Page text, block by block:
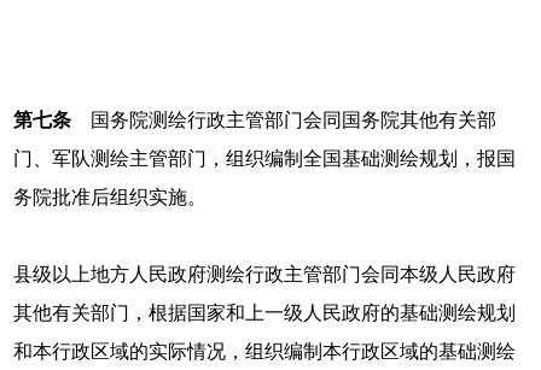
第七条 国务院测绘行政主管部门会同国务院其他有关部
门、军队测绘主管部门，组织编制全国基础测绘规划，报国
务院批准后组织实施。
县级以上地方人民政府测绘行政主管部门会同本级人民政府
其他有关部门，根据国家和上一级人民政府的基础测绘规划
和本行政区域的实际情况，组织编制本行政区域的基础测绘